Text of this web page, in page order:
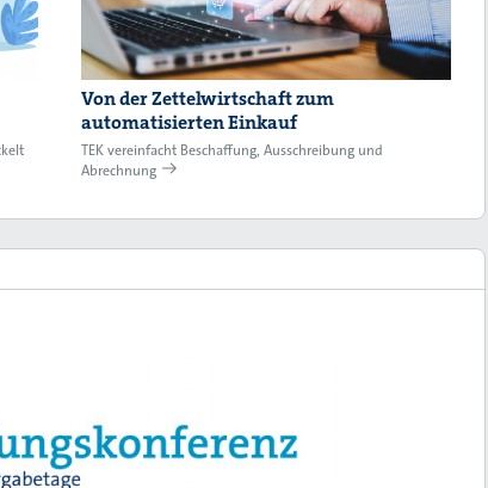
Von der Zettelwirtschaft zum
automatisierten Einkauf
TEK vereinfacht Beschaffung, Ausschreibung und
Abrechnung